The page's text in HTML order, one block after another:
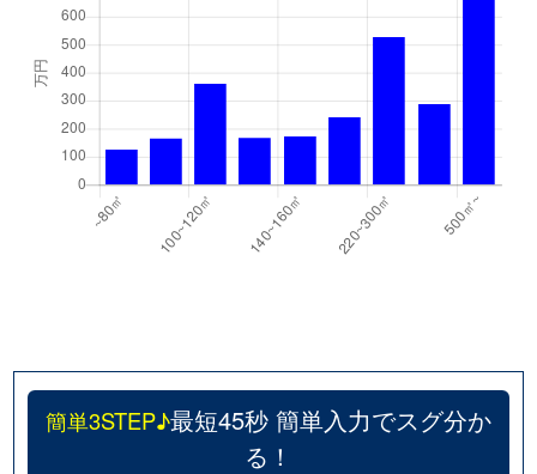
簡単3STEP♪最短45秒 簡単入力でスグ分か
る！